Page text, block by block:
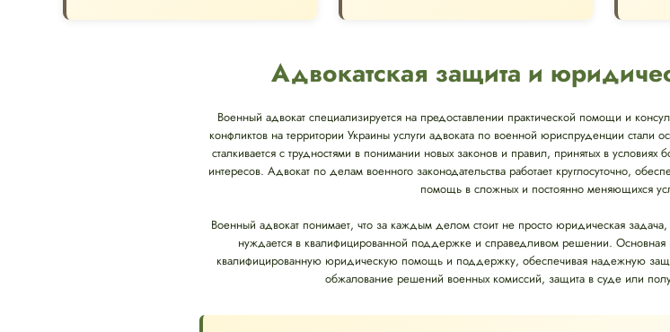
Адвокатская защита и
Военный адвокат специализируется на предоставлении практической помощи и
конфликтов на территории Украины услуги адвоката по военной юриспруденции стали
сталкивается с трудностями в понимании новых законов и правил, принятых в
интересов. Адвокат по делам военного законодательства работает круглосуточно,
помощь в сложных и постоянно меняющихся
Военный адвокат понимает, что за каждым делом стоит не просто юридическая
нуждается в квалифицированной поддержке и справедливом решении.
квалифицированную юридическую помощь и поддержку, обеспечивая надежную
обжалование решений военных комиссий, защита в суде или